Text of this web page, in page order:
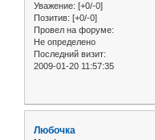
Уважение: [+0/-0]
Позитив: [+0/-0]
Провел на форуме:
Не определено
Последний визит:
2009-01-20 11:57:35
Любочка